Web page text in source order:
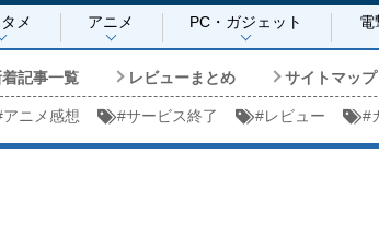
メ アニメ PC・ガジェット 電
着記事一覧 レビューまとめ サイトマップ
アニメ感想 #サービス終了 #レビュー #